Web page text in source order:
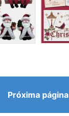
Próxima página